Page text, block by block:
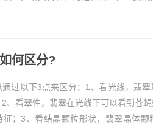
何区分?
通过以下3点来区分：1、看光线，翡
、看翠性，翡翠在光线下可以看到苍
征；3、看结晶颗粒形状，翡翠晶体颗